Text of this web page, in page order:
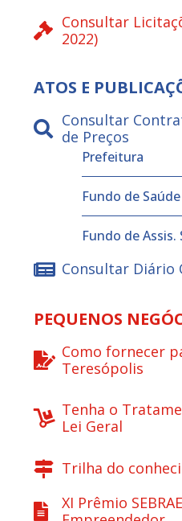
Consultar
2022)
ATOS E
Consultar
de Preços
Prefeitura
Fundo de Saúde
Fundo de Assis.
Consultar Diário
PEQUENOS
Como fornecer
Teresópolis
Tenha o
Lei Geral
Trilha do
XI Prêmio